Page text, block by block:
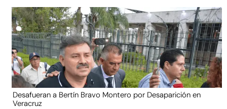
Desafueran a Bertín Bravo Montero por Desaparición en
Veracruz